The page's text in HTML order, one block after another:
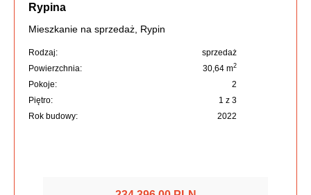
Rypina
Mieszkanie na sprzedaż, Rypin
Rodzaj:
sprzedaż
Powierzchnia:
30,64 m2
Pokoje:
2
Piętro:
1 z 3
Rok budowy:
2022